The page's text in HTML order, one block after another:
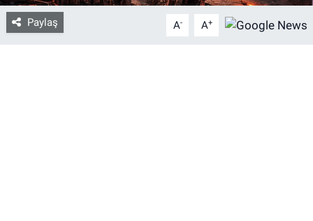
Paylaş A- A+
Yaşam